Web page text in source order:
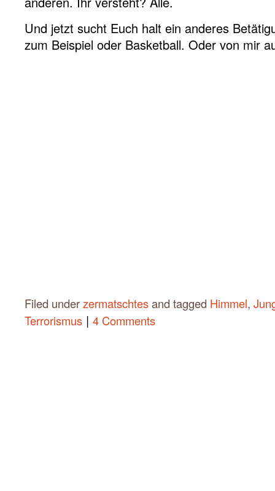
Und jetzt sucht Euch halt ein anderes
zum Beispiel oder Basketball. Oder von mir
Filed underzermatschtesand tagged Himmel,
Terrorismus | 4 Comments